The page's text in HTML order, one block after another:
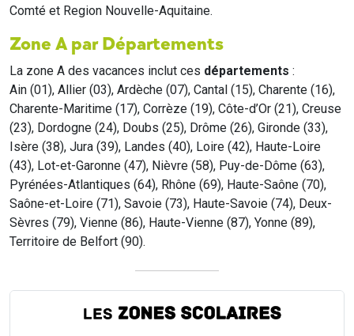
Comté et Region Nouvelle-Aquitaine.
Zone A par Départements
La zone A des vacances inclut ces départements :
Ain (01), Allier (03), Ardèche (07), Cantal (15), Charente (16),
Charente-Maritime (17), Corrèze (19), Côte-d’Or (21), Creuse
(23), Dordogne (24), Doubs (25), Drôme (26), Gironde (33),
Isère (38), Jura (39), Landes (40), Loire (42), Haute-Loire
(43), Lot-et-Garonne (47), Nièvre (58), Puy-de-Dôme (63),
Pyrénées-Atlantiques (64), Rhône (69), Haute-Saône (70),
Saône-et-Loire (71), Savoie (73), Haute-Savoie (74), Deux-
Sèvres (79), Vienne (86), Haute-Vienne (87), Yonne (89),
Territoire de Belfort (90).